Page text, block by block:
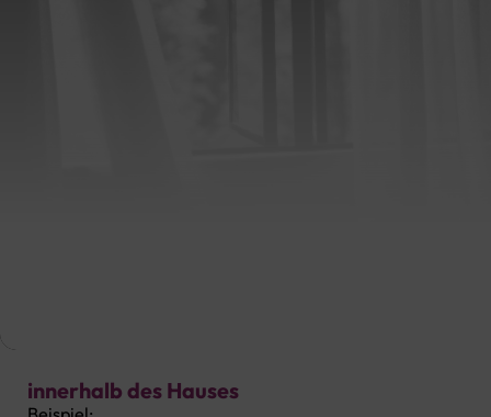
innerhalb des Hauses